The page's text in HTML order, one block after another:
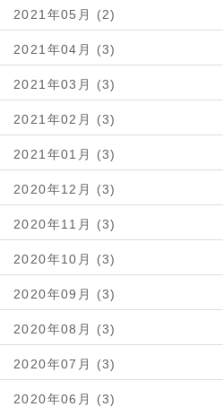
2021年05月 (2)
2021年04月 (3)
2021年03月 (3)
2021年02月 (3)
2021年01月 (3)
2020年12月 (3)
2020年11月 (3)
2020年10月 (3)
2020年09月 (3)
2020年08月 (3)
2020年07月 (3)
2020年06月 (3)